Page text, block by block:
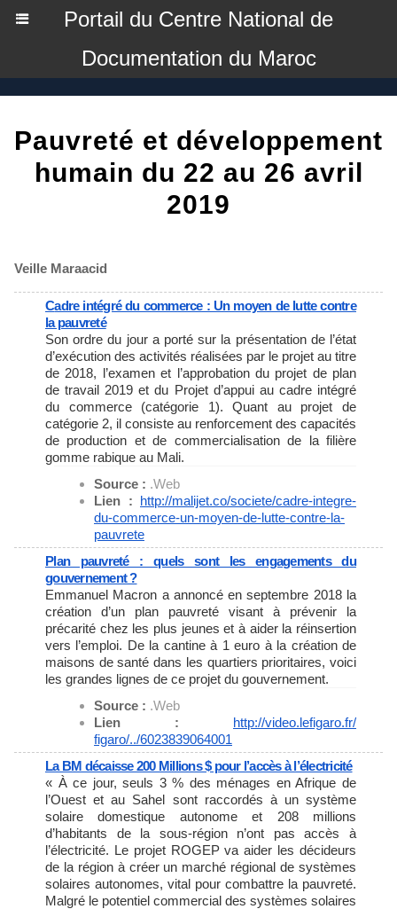
Portail du Centre National de
Documentation du Maroc
Pauvreté et développement
humain du 22 au 26 avril
2019
Veille Maraacid
Cadre intégré du commerce : Un moyen de lutte contre
la pauvreté
Son ordre du jour a porté sur la présentation de l’état
d’exécution des activités réalisées par le projet au titre
de 2018, l’examen et l’approbation du projet de plan
de travail 2019 et du Projet d’appui au cadre intégré
du commerce (catégorie 1). Quant au projet de
catégorie 2, il consiste au renforcement des capacités
de production et de commercialisation de la filière
gomme rabique au Mali.
Source : .Web
Lien : http://malijet.co/societe/cadre-integre-
du-commerce-un-moyen-de-lutte-contre-la-
pauvrete
Plan pauvreté : quels sont les engagements du
gouvernement ?
Emmanuel Macron a annoncé en septembre 2018 la
création d’un plan pauvreté visant à prévenir la
précarité chez les plus jeunes et à aider la réinsertion
vers l’emploi. De la cantine à 1 euro à la création de
maisons de santé dans les quartiers prioritaires, voici
les grandes lignes de ce projet du gouvernement.
Source : .Web
Lien : http://video.lefigaro.fr/
figaro/../6023839064001
La BM décaisse 200 Millions $ pour l’accès à l’électricité
« À ce jour, seuls 3 % des ménages en Afrique de
l’Ouest et au Sahel sont raccordés à un système
solaire domestique autonome et 208 millions
d’habitants de la sous-région n’ont pas accès à
l’électricité. Le projet ROGEP va aider les décideurs
de la région à créer un marché régional de systèmes
solaires autonomes, vital pour combattre la pauvreté.
Malgré le potentiel commercial des systèmes solaires